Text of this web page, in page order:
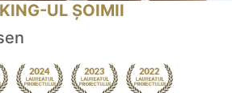
UL ȘOIMII